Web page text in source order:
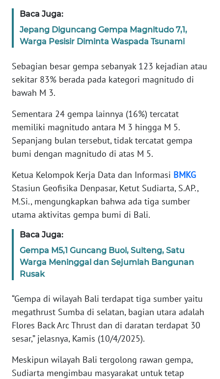
Baca Juga:
Jepang Diguncang Gempa Magnitudo 7,1,
Warga Pesisir Diminta Waspada Tsunami
Sebagian besar gempa sebanyak 123 kejadian atau
sekitar 83% berada pada kategori magnitudo di
bawah M 3.
Sementara 24 gempa lainnya (16%) tercatat
memiliki magnitudo antara M 3 hingga M 5.
Sepanjang bulan tersebut, tidak tercatat gempa
bumi dengan magnitudo di atas M 5.
Ketua Kelompok Kerja Data dan Informasi BMKG
Stasiun Geofisika Denpasar, Ketut Sudiarta, S.AP.,
M.Si., mengungkapkan bahwa ada tiga sumber
utama aktivitas gempa bumi di Bali.
Baca Juga:
Gempa M5,1 Guncang Buol, Sulteng, Satu
Warga Meninggal dan Sejumlah Bangunan
Rusak
“Gempa di wilayah Bali terdapat tiga sumber yaitu
megathrust Sumba di selatan, bagian utara adalah
Flores Back Arc Thrust dan di daratan terdapat 30
sesar,” jelasnya, Kamis (10/4/2025).
Meskipun wilayah Bali tergolong rawan gempa,
Sudiarta mengimbau masyarakat untuk tetap
DISCLAIMER
Wahana
Regional
WN
SUMUT
WN
JAKARTA
JABAR
WN
BANTEN
WN
WN
WN
PAPUA
WN
BARAT